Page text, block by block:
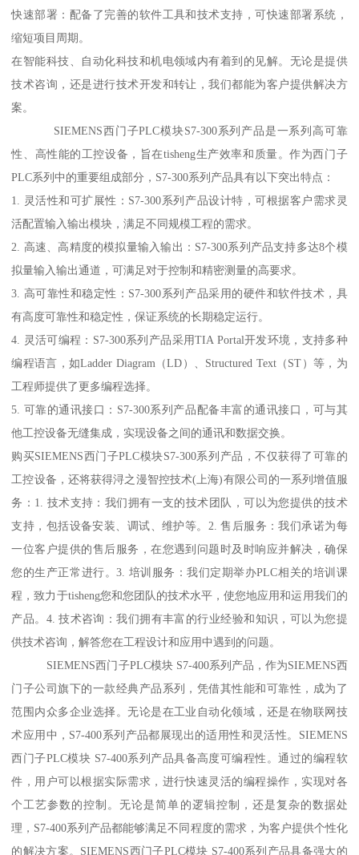
快速部署：配备了完善的软件工具和技术支持，可快速部署系统，
缩短项目周期。
在智能科技、自动化科技和机电领域内有着到的见解。无论是提供
技术咨询，还是进行技术开发和转让，我们都能为客户提供解决方
案。
SIEMENS西门子PLC模块S7-300系列产品是一系列高可靠
性、高性能的工控设备，旨在tisheng生产效率和质量。作为西门子
PLC系列中的重要组成部分，S7-300系列产品具有以下突出特点：
1. 灵活性和可扩展性：S7-300系列产品设计特，可根据客户需求灵
活配置输入输出模块，满足不同规模工程的需求。
2. 高速、高精度的模拟量输入输出：S7-300系列产品支持多达8个模
拟量输入输出通道，可满足对于控制和精密测量的高要求。
3. 高可靠性和稳定性：S7-300系列产品采用的硬件和软件技术，具
有高度可靠性和稳定性，保证系统的长期稳定运行。
4. 灵活可编程：S7-300系列产品采用TIA Portal开发环境，支持多种
编程语言，如Ladder Diagram（LD）、Structured Text（ST）等，为
工程师提供了更多编程选择。
5. 可靠的通讯接口：S7-300系列产品配备丰富的通讯接口，可与其
他工控设备无缝集成，实现设备之间的通讯和数据交换。
购买SIEMENS西门子PLC模块S7-300系列产品，不仅获得了可靠的
工控设备，还将获得浔之漫智控技术(上海)有限公司的一系列增值服
务：1. 技术支持：我们拥有一支的技术团队，可以为您提供的技术
支持，包括设备安装、调试、维护等。2. 售后服务：我们承诺为每
一位客户提供的售后服务，在您遇到问题时及时响应并解决，确保
您的生产正常进行。3. 培训服务：我们定期举办PLC相关的培训课
程，致力于tisheng您和您团队的技术水平，使您地应用和运用我们的
产品。4. 技术咨询：我们拥有丰富的行业经验和知识，可以为您提
供技术咨询，解答您在工程设计和应用中遇到的问题。
SIEMENS西门子PLC模块 S7-400系列产品，作为SIEMENS西
门子公司旗下的一款经典产品系列，凭借其性能和可靠性，成为了
范围内众多企业选择。无论是在工业自动化领域，还是在物联网技
术应用中，S7-400系列产品都展现出的适用性和灵活性。SIEMENS
西门子PLC模块 S7-400系列产品具备高度可编程性。通过的编程软
件，用户可以根据实际需求，进行快速灵活的编程操作，实现对各
个工艺参数的控制。无论是简单的逻辑控制，还是复杂的数据处
理，S7-400系列产品都能够满足不同程度的需求，为客户提供个性化
的解决方案。SIEMENS西门子PLC模块 S7-400系列产品具备强大的